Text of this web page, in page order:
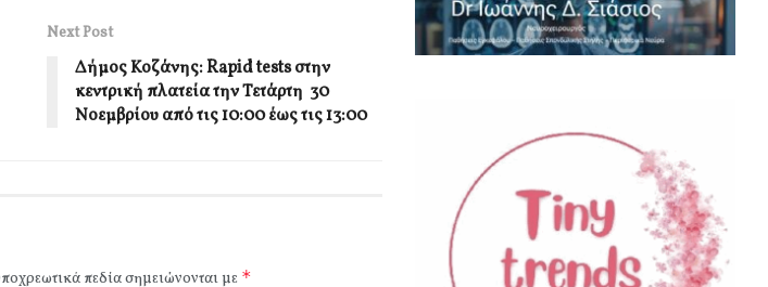
Next Post
Δήμος Κοζάνης: Rapid tests στην
κεντρική πλατεία την Τετάρτη 30
Νοεμβρίου από τις 10:00 έως τις 13:00
πεδία σημειώνονται με *